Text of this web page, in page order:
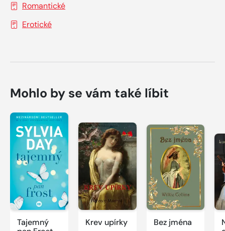
Romantické
Erotické
Mohlo by se vám také líbit
Tajemný
Krev upírky Bez jména